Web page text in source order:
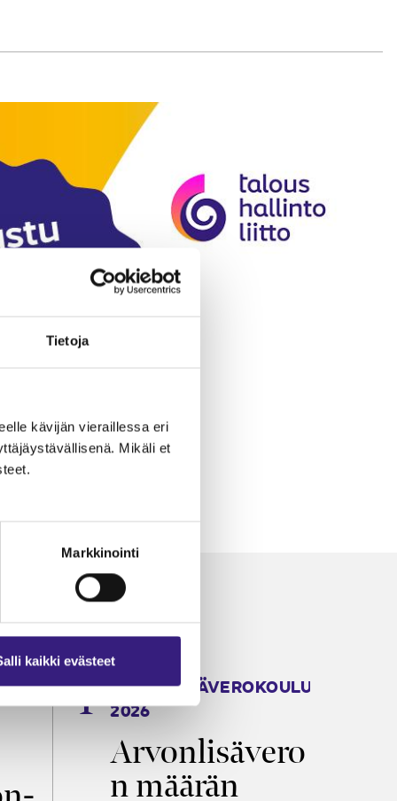
Tietoja
kävijän vieraillessa eri
Mikäli et
Markkinointi
kaikki evästeet
ARVONLISÄVEROKOULU
2026
Arvonlisävero
n määrän